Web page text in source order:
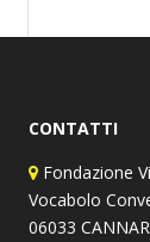
CONTATTI
Fondazione
Vocabolo
06033